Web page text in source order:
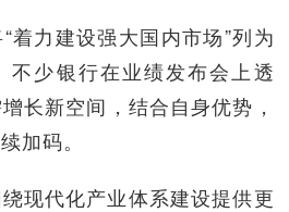
力建设强大国内市场”列为
不少银行在业绩发布会上透
长新空间，结合自身优势，
加码。
代化产业体系建设提供更